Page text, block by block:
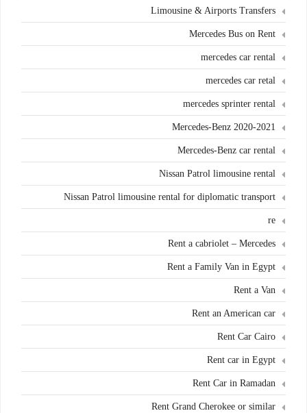
Limousine & Airports Transfers
Mercedes Bus on Rent
mercedes car rental
mercedes car retal
mercedes sprinter rental
Mercedes-Benz 2020-2021
Mercedes-Benz car rental
Nissan Patrol limousine rental
Nissan Patrol limousine rental for diplomatic transport
re
Rent a cabriolet – Mercedes
Rent a Family Van in Egypt
Rent a Van
Rent an American car
Rent Car Cairo
Rent car in Egypt
Rent Car in Ramadan
Rent Grand Cherokee or similar